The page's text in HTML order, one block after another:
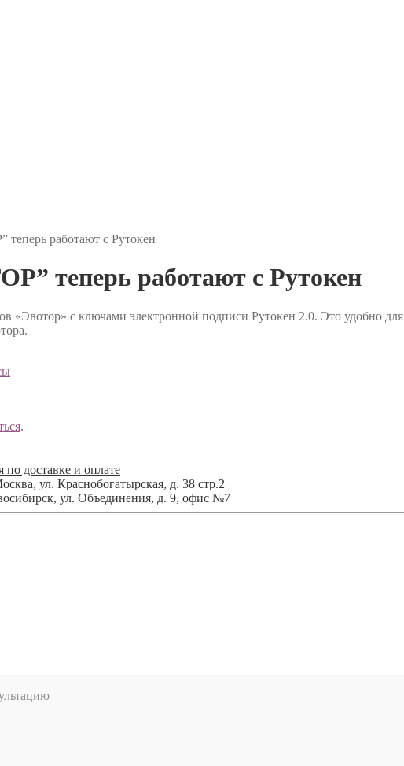
работают с Рутокен
теперь работают с Рутокен
«Эвотор» с ключами электронной подписи Рутокен 2.0. Это удобно для
.
по доставке и оплате
, ул. Краснобогатырская, д. 38 стр.2
, ул. Объединения, д. 9, офис №7